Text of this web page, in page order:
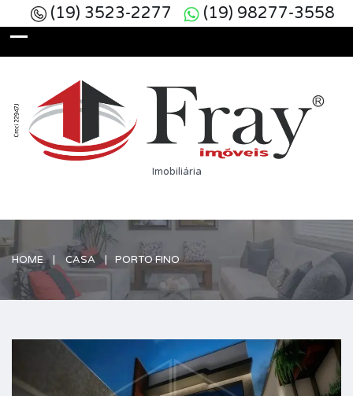
(19) 98277-3558
(19) 3523-2277
Imobiliária
HOME CASA PORTO FINO